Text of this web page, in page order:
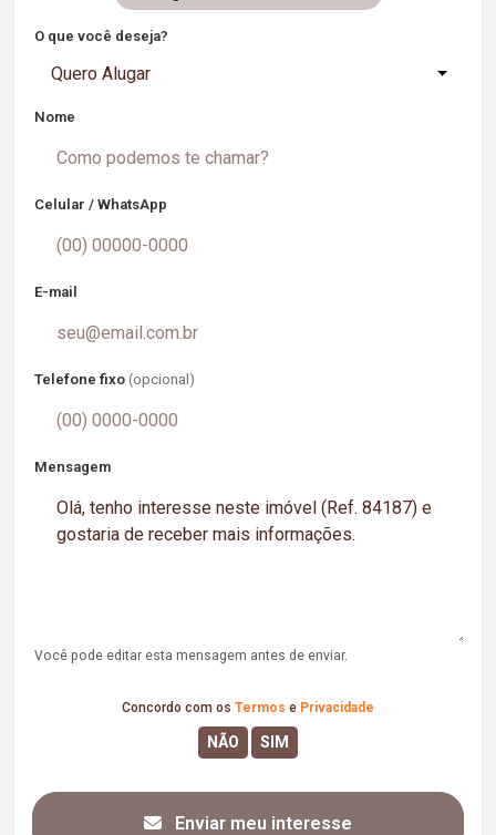
O que você deseja?
Quero Alugar
Nome
Celular / WhatsApp
E-mail
Telefone fixo (opcional)
Mensagem
Você pode editar esta mensagem antes de enviar.
Concordo com os Termos e Privacidade
Enviar meu interesse